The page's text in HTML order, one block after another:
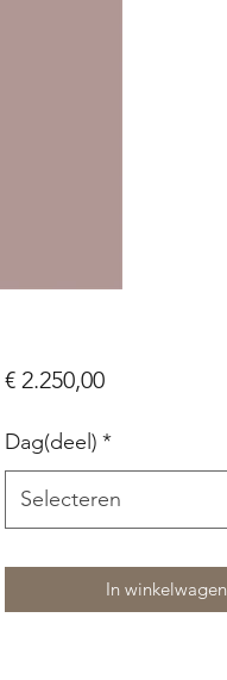
€ 2.250,00Prijs
Dag(deel) *
Selecteren
In winkelwagen